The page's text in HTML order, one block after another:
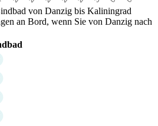
von Danzig bis Kaliningrad
an Bord, wenn Sie von Danzig nach